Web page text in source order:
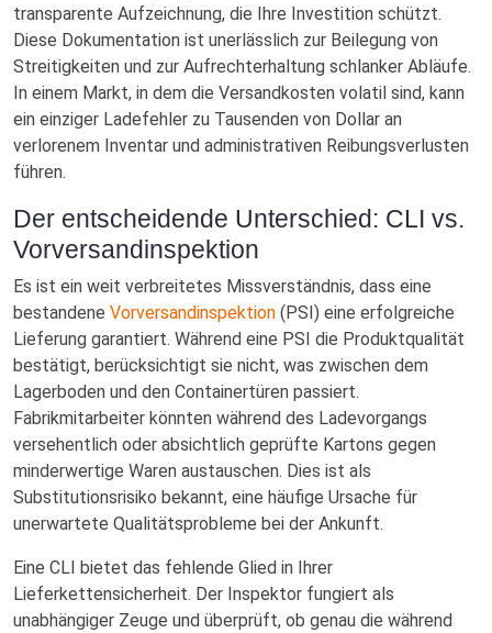
transparente Aufzeichnung, die Ihre Investition schützt.
Diese Dokumentation ist unerlässlich zur Beilegung von
Streitigkeiten und zur Aufrechterhaltung schlanker Abläufe.
In einem Markt, in dem die Versandkosten volatil sind, kann
ein einziger Ladefehler zu Tausenden von Dollar an
verlorenem Inventar und administrativen Reibungsverlusten
führen.
Der entscheidende Unterschied: CLI vs.
Vorversandinspektion
Es ist ein weit verbreitetes Missverständnis, dass eine
bestandene Vorversandinspektion (PSI) eine erfolgreiche
Lieferung garantiert. Während eine PSI die Produktqualität
bestätigt, berücksichtigt sie nicht, was zwischen dem
Lagerboden und den Containertüren passiert.
Fabrikmitarbeiter könnten während des Ladevorgangs
versehentlich oder absichtlich geprüfte Kartons gegen
minderwertige Waren austauschen. Dies ist als
Substitutionsrisiko bekannt, eine häufige Ursache für
unerwartete Qualitätsprobleme bei der Ankunft.
Eine CLI bietet das fehlende Glied in Ihrer
Lieferkettensicherheit. Der Inspektor fungiert als
unabhängiger Zeuge und überprüft, ob genau die während